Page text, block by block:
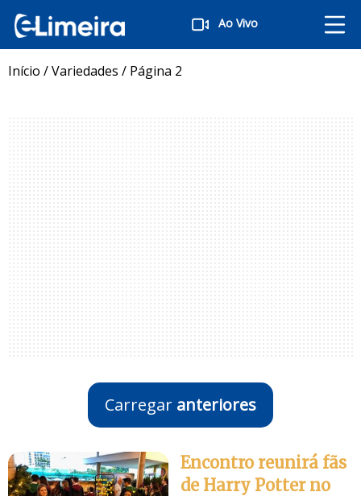
Ao Vivo
Início /Variedades / Página 2
Carregar anteriores
Encontro reunirá fãs
de Harry Potter no